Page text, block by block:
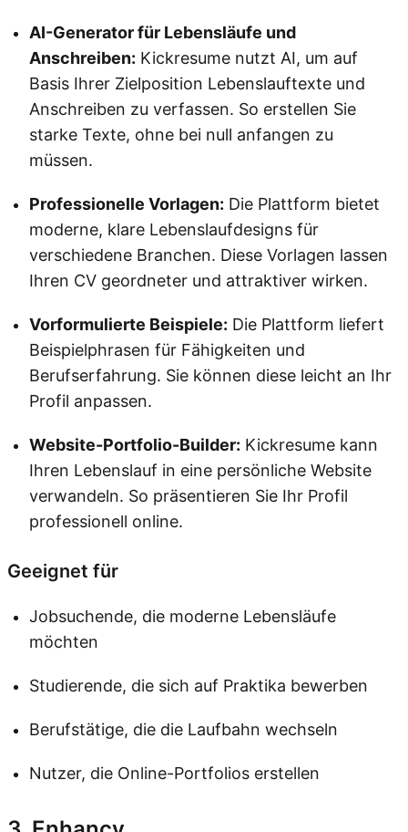
AI-Generator für Lebensläufe und
Anschreiben: Kickresume nutzt AI, um auf
Basis Ihrer Zielposition Lebenslauftexte und
Anschreiben zu verfassen. So erstellen Sie
starke Texte, ohne bei null anfangen zu
müssen.
Professionelle Vorlagen: Die Plattform bietet
moderne, klare Lebenslaufdesigns für
verschiedene Branchen. Diese Vorlagen lassen
Ihren CV geordneter und attraktiver wirken.
Vorformulierte Beispiele: Die Plattform liefert
Beispielphrasen für Fähigkeiten und
Berufserfahrung. Sie können diese leicht an Ihr
Profil anpassen.
Website-Portfolio-Builder: Kickresume kann
Ihren Lebenslauf in eine persönliche Website
verwandeln. So präsentieren Sie Ihr Profil
professionell online.
Geeignet für
Jobsuchende, die moderne Lebensläufe
möchten
Studierende, die sich auf Praktika bewerben
Berufstätige, die die Laufbahn wechseln
Nutzer, die Online-Portfolios erstellen